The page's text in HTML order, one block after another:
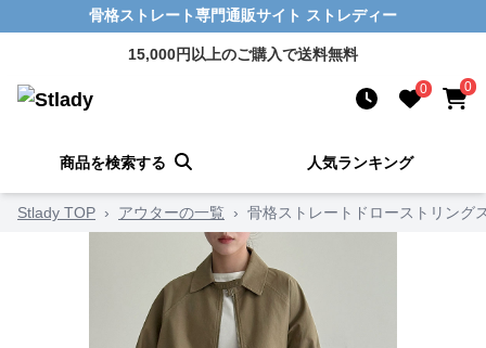
骨格ストレート専門通販サイト ストレディー
15,000円以上のご購入で送料無料
0 0
商品を検索する 人気ランキング
Stlady TOP › アウターの一覧 › 骨格ストレートドローストリング